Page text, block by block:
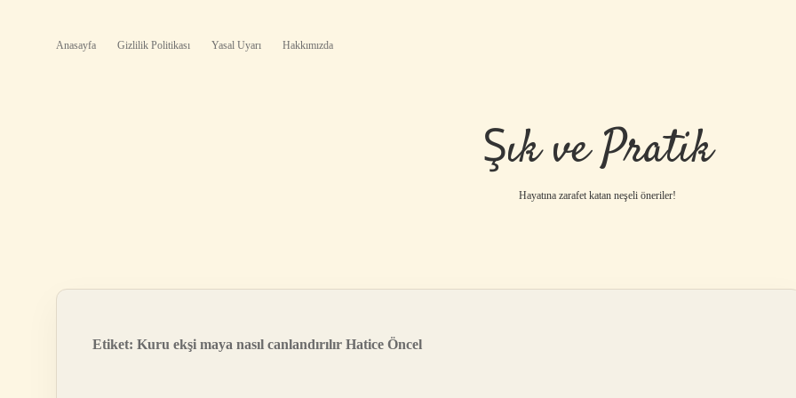
Anasayfa Gizlilik Politikası Yasal Uyarı Hakkımızda
Şık ve Pratik
Hayatına zarafet katan neşeli öneriler!
Etiket: Kuru ekşi maya nasıl canlandırılır Hatice Öncel